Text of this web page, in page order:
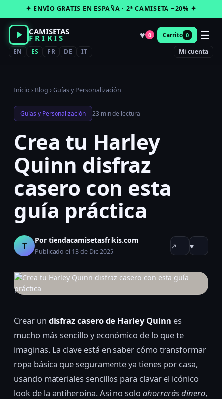
al
contenido
✦ ENVÍO GRATIS EN ESPAÑA · 2ª CAMISETA −20% ✦
CAMISETAS
FRIKIS ♥ 0 Carrito 0 ☰
EN ES FR DE IT Mi cuenta
Inicio › Blog ›Guías y Personalización
Guías y Personalización 23 min de lectura
Crea tu Harley
Quinn disfraz
casero con esta
guía práctica
T Por tiendacamisetasfrikis.com
Publicado el 13 de Dic 2025
↗ ♥
Crear un disfraz casero de Harley Quinn es
mucho más sencillo y económico de lo que te
imaginas. La clave está en saber cómo transformar
ropa básica que seguramente ya tienes por casa,
usando materiales sencillos para clavar el icónico
look de la antiheroína. Así no solo ahorrarás dinero,